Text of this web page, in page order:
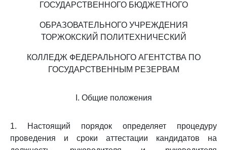
ГОСУДАРСТВЕННОГО БЮДЖЕТНОГО
ОБРАЗОВАТЕЛЬНОГО УЧРЕЖДЕНИЯ
ТОРЖОКСКИЙ ПОЛИТЕХНИЧЕСКИЙ
КОЛЛЕДЖ ФЕДЕРАЛЬНОГО АГЕНТСТВА ПО
ГОСУДАРСТВЕННЫМ РЕЗЕРВАМ
I. Общие положения
1. Настоящий порядок определяет процедуру
проведения и сроки аттестации кандидатов на